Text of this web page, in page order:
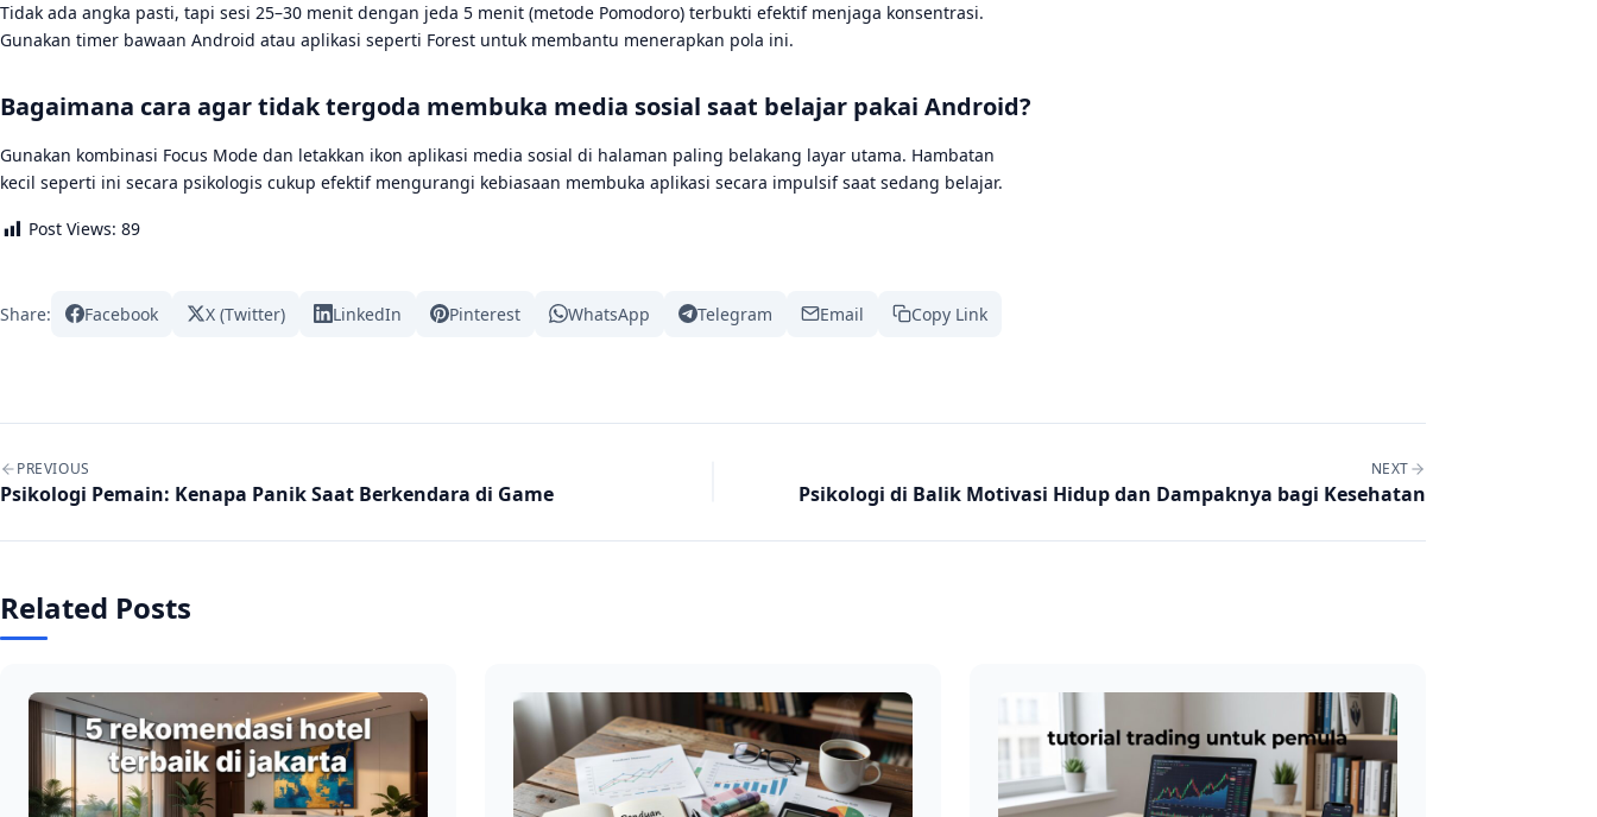
Tidak ada angka pasti, tapi sesi 25–30 menit dengan jeda 5 menit (metode Pomodoro) terbukti efektif menjaga konsentrasi.
Gunakan timer bawaan Android atau aplikasi seperti Forest untuk membantu menerapkan pola ini.
Bagaimana cara agar tidak tergoda membuka media sosial saat belajar pakai Android?
Gunakan kombinasi Focus Mode dan letakkan ikon aplikasi media sosial di halaman paling belakang layar utama. Hambatan
kecil seperti ini secara psikologis cukup efektif mengurangi kebiasaan membuka aplikasi secara impulsif saat sedang belajar.
Post Views: 89
Share: Facebook X (Twitter) LinkedIn Pinterest WhatsApp Telegram Email Copy Link
Post navigation
PREVIOUS
Psikologi Pemain: Kenapa Panik Saat Berkendara di Game
NEXT
Psikologi di Balik Motivasi Hidup dan Dampaknya bagi Kesehatan
Related Posts